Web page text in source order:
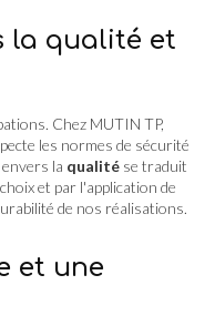
la qualité et
Chez MUTIN TP,
les normes de sécurité
la qualité se traduit
et par l'application de
de nos réalisations.
et une